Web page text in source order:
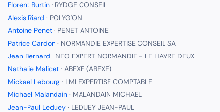
Florent Burtin · RYDGE CONSEIL
Alexis Riard · POLYG'ON
Antoine Penet · PENET ANTOINE
Patrice Cardon · NORMANDIE EXPERTISE CONSEIL SA
Jean Bernard · NEO EXPERT NORMANDIE - LE HAVRE DEUX
Nathalie Malicet · ABEXE (ABEXE)
Mickael Lebourg · LMI EXPERTISE COMPTABLE
Michael Malandain · MALANDAIN MICHAEL
Jean-Paul Leduey · LEDUEY JEAN-PAUL